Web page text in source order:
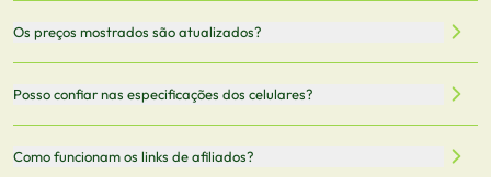
armazenamento, memória RAM, bateria e conectividade
5G.
Os preços mostrados são atualizados?
vendedor antes de finalizar sua compra.
Posso confiar nas especificações dos celulares?
Como funcionam os links de afiliados?